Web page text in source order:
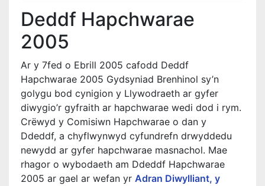
Deddf Hapchwarae
2005
Ar y 7fed o Ebrill 2005 cafodd Deddf
Hapchwarae 2005 Gydsyniad Brenhinol sy’n
golygu bod cynigion y Llywodraeth ar gyfer
diwygio’r gyfraith ar hapchwarae wedi dod i rym.
Crëwyd y Comisiwn Hapchwarae o dan y
Ddeddf, a chyflwynwyd cyfundrefn drwyddedu
newydd ar gyfer hapchwarae masnachol. Mae
rhagor o wybodaeth am Ddeddf Hapchwarae
2005 ar gael ar wefan yr Adran Diwylliant, y